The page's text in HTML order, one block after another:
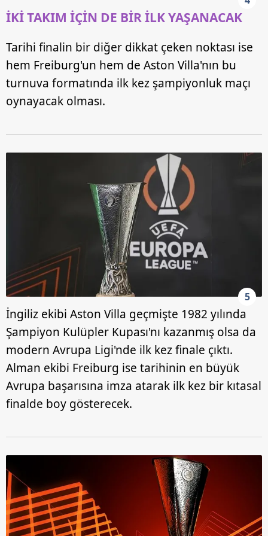
İKİ TAKIM İÇİN DE BİR İLK YAŞANACAK
Tarihi finalin bir diğer dikkat çeken noktası ise
hem Freiburg'un hem de Aston Villa'nın bu
turnuva formatında ilk kez şampiyonluk maçı
oynayacak olması.
5
İngiliz ekibi Aston Villa geçmişte 1982 yılında
Şampiyon Kulüpler Kupası'nı kazanmış olsa da
modern Avrupa Ligi'nde ilk kez finale çıktı.
Alman ekibi Freiburg ise tarihinin en büyük
Avrupa başarısına imza atarak ilk kez bir kıtasal
finalde boy gösterecek.